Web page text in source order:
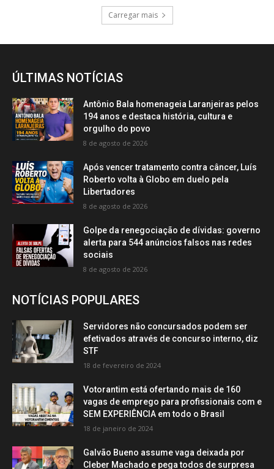
Carregar mais
ÚLTIMAS NOTÍCIAS
Antônio Bala homenageia Laranjeiras pelos
194 anos e destaca história, cultura e
orgulho do povo
8 de agosto de 2026
Após vencer tratamento contra câncer, Luís
Roberto volta à Globo em duelo pela
Libertadores
8 de agosto de 2026
Golpe da renegociação de dívidas: governo
alerta para 544 anúncios falsos nas redes
sociais
8 de agosto de 2026
NOTÍCIAS POPULARES
Servidores não concursados podem ser
efetivados através de concurso interno, diz
STF
18 de fevereiro de 2024
Votorantim está ofertando mais de 160
vagas de emprego para profissionais com e
SEM EXPERIÊNCIA em todo o Brasil
18 de janeiro de 2024
Galvão Bueno assume vaga deixada por
Cleber Machado e pega todos de surpresa